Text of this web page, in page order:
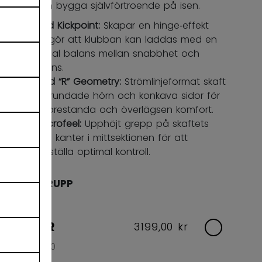
känsla och bygga självförtroende på isen.
Hybrid Kickpoint: Skapar en hinge‑effekt
som gör att klubban kan laddas med en
optimal balans mellan snabbhet och
respons.
Round “R” Geometry: Strömlinjeformat skaft
med rundade hörn och konkava sidor för
hög prestanda och överlägsen komfort.
FT Microfeel: Upphöjt grepp på skaftets
nedre kanter i mittsektionen för att
säkerställa optimal kontroll.
ÅLDERSGRUPP
SENIOR
Flex: 65,70
3199,00 kr